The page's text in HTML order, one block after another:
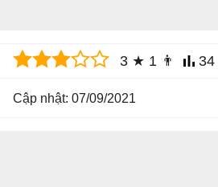
3 ★ 1 👨 34
Cập nhật: 07/09/2021